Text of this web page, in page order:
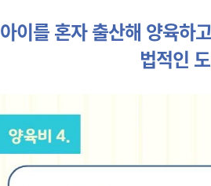
아이를 혼자 출산해 양육하
법적인